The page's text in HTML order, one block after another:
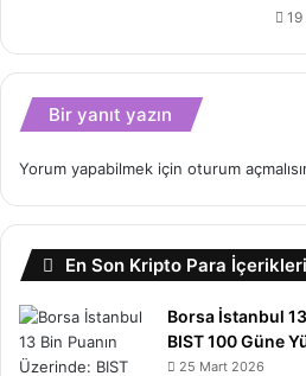
Bir yanıt yazın
Yorum yapabilmek için oturum
En Son Kripto Para İçerikleri
Borsa İstanbul
BIST 100 Güne
25 Mart 2026